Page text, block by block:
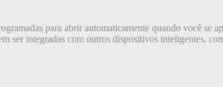
para abrir automaticamente quando você se
ser integradas com outros dispositivos inteligentes,